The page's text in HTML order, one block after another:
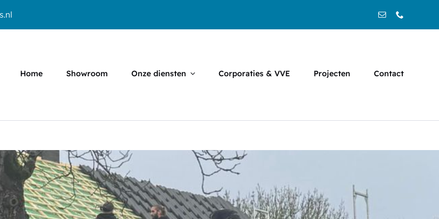
Home Showroom Onze diensten Corporaties & VVE Projecten Contact